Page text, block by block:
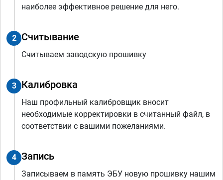
наиболее эффективное решение для него.
2 Считывание
Считываем заводскую прошивку
3 Калибровка
Наш профильный калибровщик вносит
необходимые корректировки в считанный файл, в
соответствии с вашими пожеланиями.
4 Запись
Записываем в память ЭБУ новую прошивку нашим